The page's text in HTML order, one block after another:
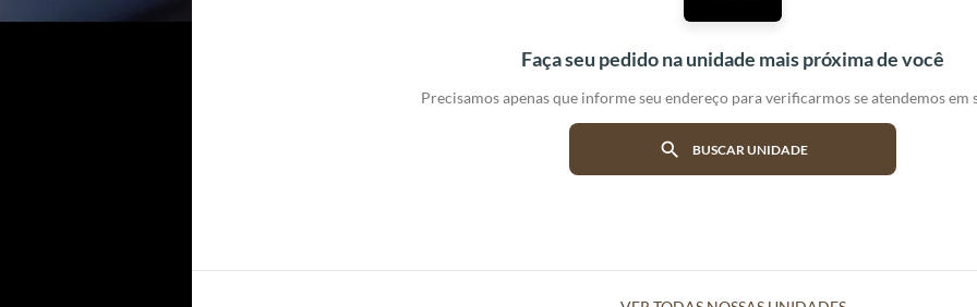
Faça seu pedido na unidade mais próxima de você
Precisamos apenas que informe seu endereço para verificarmos se atendemos em
search BUSCAR UNIDADE